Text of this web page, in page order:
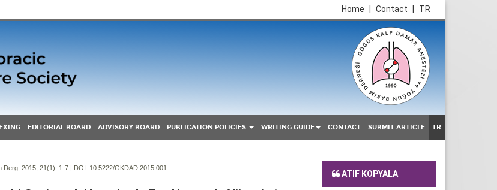
TR
Contact
Home
EDITORIAL BOARD ADVISORY BOARD PUBLICATION POLICIES WRITING GUIDE CONTACT SUBMIT ARTICLE TR
Derg. 2015; 21(1): 1-7 | DOI: 10.5222/GKDAD.2015.001
ATIF KOPYALA